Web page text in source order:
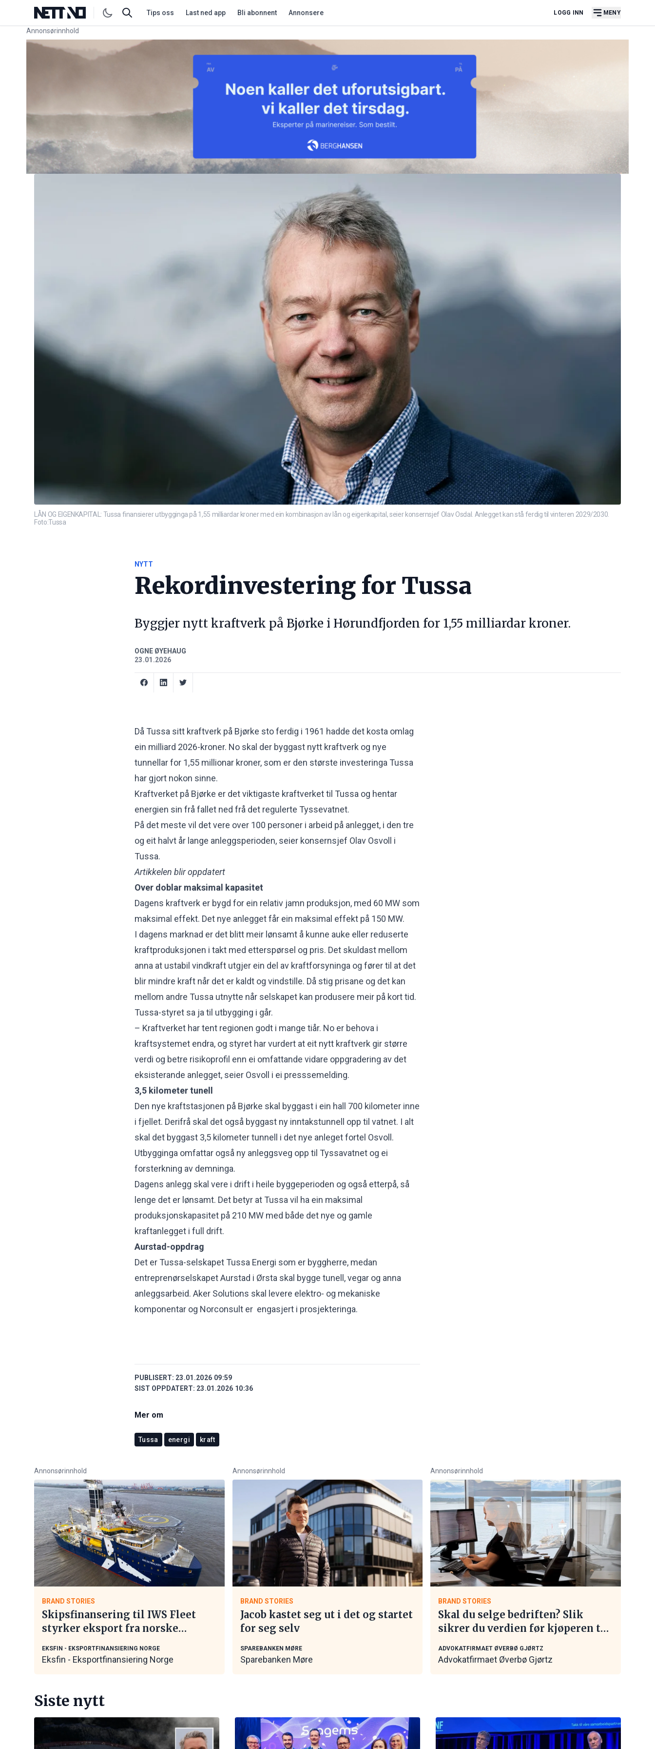
Tips oss Last ned app Bli abonnent Annonsere LOGG INN MENY
Annonsørinnhold
Link for annonse
LÅN OG EIGENKAPITAL: Tussa finansierer utbygginga på 1,55 milliardar kroner med ein kombinasjon av lån og eigenkapital, seier konsernsjef Olav Osdal. Anlegget kan stå ferdig til vinteren 2029/2030.
Foto:Tussa
NYTT
Rekordinvestering for Tussa
Byggjer nytt kraftverk på Bjørke i Hørundfjorden for 1,55 milliardar kroner.
OGNE ØYEHAUG
23.01.2026
Då Tussa sitt kraftverk på Bjørke sto ferdig i 1961 hadde det kosta omlag
ein milliard 2026-kroner. No skal der byggast nytt kraftverk og nye
tunnellar for 1,55 millionar kroner, som er den største investeringa Tussa
har gjort nokon sinne.
Kraftverket på Bjørke er det viktigaste kraftverket til Tussa og hentar
energien sin frå fallet ned frå det regulerte Tyssevatnet.
På det meste vil det vere over 100 personer i arbeid på anlegget, i den tre
og eit halvt år lange anleggsperioden, seier konsernsjef Olav Osvoll i
Tussa.
Artikkelen blir oppdatert
Over doblar maksimal kapasitet
Dagens kraftverk er bygd for ein relativ jamn produksjon, med 60 MW som
maksimal effekt. Det nye anlegget får ein maksimal effekt på 150 MW.
I dagens marknad er det blitt meir lønsamt å kunne auke eller reduserte
kraftproduksjonen i takt med etterspørsel og pris. Det skuldast mellom
anna at ustabil vindkraft utgjer ein del av kraftforsyninga og fører til at det
blir mindre kraft når det er kaldt og vindstille. Då stig prisane og det kan
mellom andre Tussa utnytte når selskapet kan produsere meir på kort tid.
Tussa-styret sa ja til utbygging i går.
– Kraftverket har tent regionen godt i mange tiår. No er behova i
kraftsystemet endra, og styret har vurdert at eit nytt kraftverk gir større
verdi og betre risikoprofil enn ei omfattande vidare oppgradering av det
eksisterande anlegget, seier Osvoll i ei presssemelding.
3,5 kilometer tunell
Den nye kraftstasjonen på Bjørke skal byggast i ein hall 700 kilometer inne
i fjellet. Derifrå skal det også byggast ny inntakstunnell opp til vatnet. I alt
skal det byggast 3,5 kilometer tunnell i det nye anleget fortel Osvoll.
Utbygginga omfattar også ny anleggsveg opp til Tyssavatnet og ei
forsterkning av demninga.
Dagens anlegg skal vere i drift i heile byggeperioden og også etterpå, så
lenge det er lønsamt. Det betyr at Tussa vil ha ein maksimal
produksjonskapasitet på 210 MW med både det nye og gamle
kraftanlegget i full drift.
Aurstad-oppdrag
Det er Tussa-selskapet Tussa Energi som er byggherre, medan
entreprenørselskapet Aurstad i Ørsta skal bygge tunell, vegar og anna
anleggsarbeid. Aker Solutions skal levere elektro- og mekaniske
komponentar og Norconsult er engasjert i prosjekteringa.
PUBLISERT: 23.01.2026 09:59
SIST OPPDATERT: 23.01.2026 10:36
Mer om
Tussa energi kraft
Annonsørinnhold
BRAND STORIES
Skipsfinansering til IWS Fleet
styrker eksport fra norske
EKSFIN - EKSPORTFINANSIERING NORGE
Eksfin - Eksportfinansiering Norge
Annonsørinnhold
BRAND STORIES
Jacob kastet seg ut i det og startet
for seg selv
SPAREBANKEN MØRE
Sparebanken Møre
Annonsørinnhold
BRAND STORIES
Skal du selge bedriften? Slik
sikrer du verdien før kjøperen tar
ADVOKATFIRMAET ØVERBØ GJØRTZ
Advokatfirmaet Øverbø Gjørtz
Siste nytt